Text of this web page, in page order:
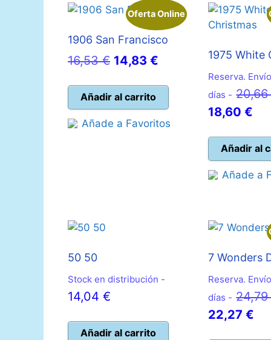
Oferta Online
1906 San Francisco
16,53€ El
original
era:
16,53 €.
14,83 €
es:
14,83 €.
Añadir al carrito
Añade a Favoritos
1975 White
Reserva.
días -
18,60€
es:
Añadir al
Añade a
50 50
Stock en distribución -
14,04 €
Añadir al carrito
7 Wonders
Reserva.
días -
22,27€